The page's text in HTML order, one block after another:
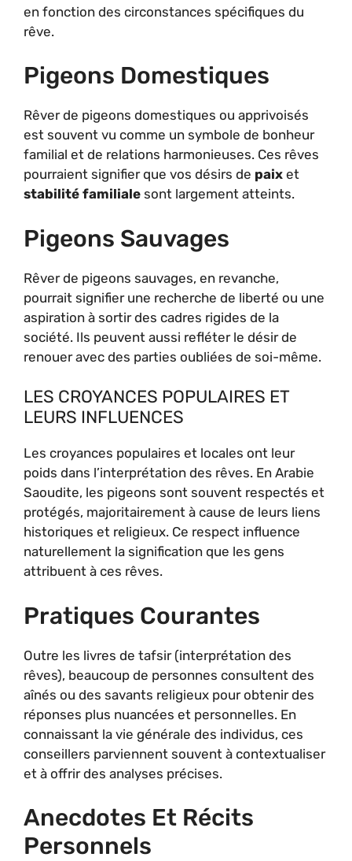
en fonction des circonstances spécifiques du
rêve.
Pigeons Domestiques
Rêver de pigeons domestiques ou apprivoisés
est souvent vu comme un symbole de bonheur
familial et de relations harmonieuses. Ces rêves
pourraient signifier que vos désirs de paix et
stabilité familiale sont largement atteints.
Pigeons Sauvages
Rêver de pigeons sauvages, en revanche,
pourrait signifier une recherche de liberté ou une
aspiration à sortir des cadres rigides de la
société. Ils peuvent aussi refléter le désir de
renouer avec des parties oubliées de soi-même.
LES CROYANCES POPULAIRES ET
LEURS INFLUENCES
Les croyances populaires et locales ont leur
poids dans l’interprétation des rêves. En Arabie
Saoudite, les pigeons sont souvent respectés et
protégés, majoritairement à cause de leurs liens
historiques et religieux. Ce respect influence
naturellement la signification que les gens
attribuent à ces rêves.
Pratiques Courantes
Outre les livres de tafsir (interprétation des
rêves), beaucoup de personnes consultent des
aînés ou des savants religieux pour obtenir des
réponses plus nuancées et personnelles. En
connaissant la vie générale des individus, ces
conseillers parviennent souvent à contextualiser
et à offrir des analyses précises.
Anecdotes Et Récits
Personnels